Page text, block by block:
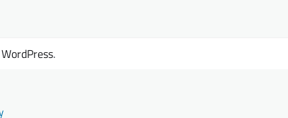
WordPress.